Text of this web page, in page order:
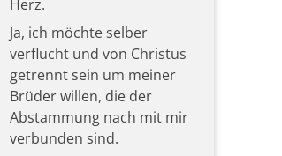
Herz.
Ja, ich möchte selber
verflucht und von Christus
getrennt sein um meiner
Brüder willen, die der
Abstammung nach mit mir
verbunden sind.